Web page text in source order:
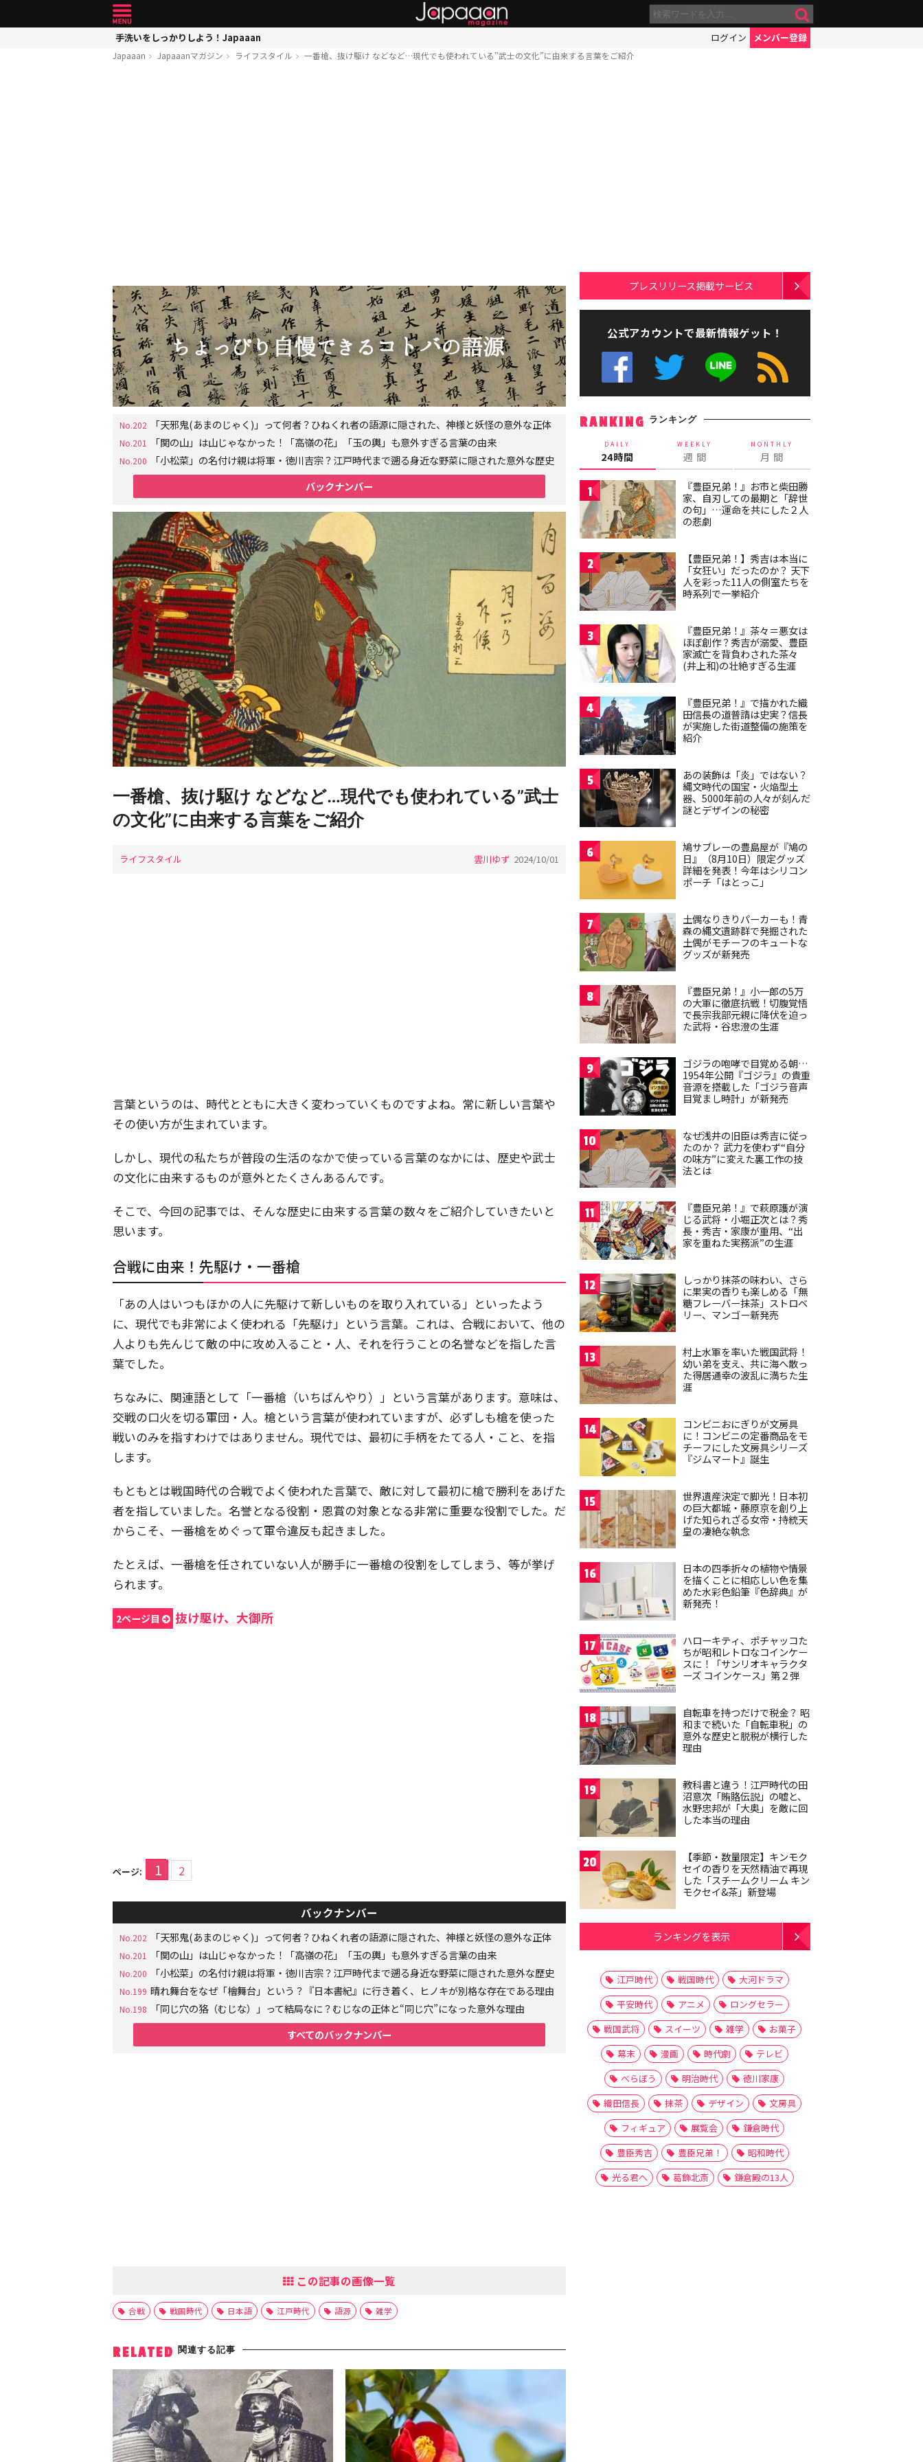
手洗いをしっかりしよう！Japaaan ログイン メンバー登録
Japaaan Japaaanマガジン ライフスタイル 一番槍、抜け駆け などなど…現代でも使われている”武士の文化”に由来する言葉をご紹介
No.202 「天邪鬼(あまのじゃく)」って何者？ひねくれ者の語源に隠された、神様と妖怪の意外な正体
No.201 「関の山」は山じゃなかった！「高嶺の花」「玉の輿」も意外すぎる言葉の由来
No.200
「小松菜」の名付け親は将軍・徳川吉宗？江戸時代まで遡る身近な野菜に隠された意外な歴史
バックナンバー
一番槍、抜け駆け などなど…現代でも使われている”武士
の文化”に由来する言葉をご紹介
ライフスタイル 雲川ゆず 2024/10/01
言葉というのは、時代とともに大きく変わっていくものですよね。常に新しい言葉や
その使い方が生まれています。
しかし、現代の私たちが普段の生活のなかで使っている言葉のなかには、歴史や武士
の文化に由来するものが意外とたくさんあるんです。
そこで、今回の記事では、そんな歴史に由来する言葉の数々をご紹介していきたいと
思います。
合戦に由来！先駆け・一番槍
「あの人はいつもほかの人に先駆けて新しいものを取り入れている」といったよう
に、現代でも非常によく使われる「先駆け」という言葉。これは、合戦において、他の
人よりも先んじて敵の中に攻め入ること・人、それを行うことの名誉などを指した言
葉でした。
ちなみに、関連語として「一番槍（いちばんやり）」という言葉があります。意味は、
交戦の口火を切る軍団・人。槍という言葉が使われていますが、必ずしも槍を使った
戦いのみを指すわけではありません。現代では、最初に手柄をたてる人・こと、を指
します。
もともとは戦国時代の合戦でよく使われた言葉で、敵に対して最初に槍で勝利をあげた
者を指していました。名誉となる役割・恩賞の対象となる非常に重要な役割でした。だ
からこそ、一番槍をめぐって軍令違反も起きました。
たとえば、一番槍を任されていない人が勝手に一番槍の役割をしてしまう、等が挙げ
られます。
2ページ目 抜け駆け、大御所
ページ: 1 2
バックナンバー
No.202 「天邪鬼(あまのじゃく)」って何者？ひねくれ者の語源に隠された、神様と妖怪の意外な正体
No.201 「関の山」は山じゃなかった！「高嶺の花」「玉の輿」も意外すぎる言葉の由来
No.200 「小松菜」の名付け親は将軍・徳川吉宗？江戸時代まで遡る身近な野菜に隠された意外な歴史
No.199 晴れ舞台をなぜ「檜舞台」という？『日本書紀』に行き着く、ヒノキが別格な存在である理由
No.198
「同じ穴の狢（むじな）」って結局なに？むじなの正体と“同じ穴”になった意外な理由
すべてのバックナンバー
この記事の画像一覧
合戦 戦国時代 日本語 江戸時代 語源 雑学
RELATED 関連する記事
プレスリリース掲載サービス
公式アカウントで最新情報ゲット！
RANKING ランキング
DAILY
24時間
WEEKLY
週 間
MONTHLY
月 間
1
『豊臣兄弟！』お市と柴田勝
家、自刃しての最期と「辞世
の句」…運命を共にした２人
の悲劇
2
【豊臣兄弟！】秀吉は本当に
「女狂い」だったのか？ 天下
人を彩った11人の側室たちを
時系列で一挙紹介
3
『豊臣兄弟！』茶々＝悪女は
ほぼ創作？秀吉が溺愛、豊臣
家滅亡を背負わされた茶々
(井上和)の壮絶すぎる生涯
4
『豊臣兄弟！』で描かれた織
田信長の道普請は史実？信長
が実施した街道整備の施策を
紹介
5
あの装飾は「炎」ではない？
縄文時代の国宝・火焔型土
器、5000年前の人々が刻んだ
謎とデザインの秘密
6
鳩サブレーの豊島屋が『鳩の
日』（8月10日）限定グッズ
詳細を発表！今年はシリコン
ポーチ「はとっこ」
7
土偶なりきりパーカーも！青
森の縄文遺跡群で発掘された
土偶がモチーフのキュートな
グッズが新発売
8
『豊臣兄弟！』小一郎の5万
の大軍に徹底抗戦！切腹覚悟
で長宗我部元親に降伏を迫っ
た武将・谷忠澄の生涯
9
ゴジラの咆哮で目覚める朝…
1954年公開『ゴジラ』の貴重
音源を搭載した「ゴジラ音声
目覚まし時計」が新発売
10
なぜ浅井の旧臣は秀吉に従っ
たのか？ 武力を使わず“自分
の味方”に変えた裏工作の技
法とは
11
『豊臣兄弟！』で萩原護が演
じる武将・小堀正次とは？秀
長・秀吉・家康が重用、“出
家を重ねた実務派”の生涯
12
しっかり抹茶の味わい、さら
に果実の香りも楽しめる「無
糖フレーバー抹茶」ストロベ
リー、マンゴー新発売
13
村上水軍を率いた戦国武将！
幼い弟を支え、共に海へ散っ
た得居通幸の波乱に満ちた生
涯
14
コンビニおにぎりが文房具
に！コンビニの定番商品をモ
チーフにした文房具シリーズ
『ジムマート』誕生
15
世界遺産決定で脚光！日本初
の巨大都城・藤原京を創り上
げた知られざる女帝・持統天
皇の凄絶な執念
16
日本の四季折々の植物や情景
を描くことに相応しい色を集
めた水彩色鉛筆『色辞典』が
新発売！
17
ハローキティ、ポチャッコた
ちが昭和レトロなコインケー
スに！「サンリオキャラクタ
ーズ コインケース」第２弾
18
自転車を持つだけで税金？ 昭
和まで続いた「自転車税」の
意外な歴史と脱税が横行した
理由
19
教科書と違う！江戸時代の田
沼意次「賄賂伝説」の嘘と、
水野忠邦が「大奥」を敵に回
した本当の理由
20
【季節・数量限定】キンモク
セイの香りを天然精油で再現
した「スチームクリーム キン
モクセイ&茶」新登場
ランキングを表示
江戸時代 戦国時代
大河ドラマ
平安時代
アニメ
ロングセラー
戦国武将
スイーツ 雑学
お菓子
幕末
漫画 時代劇
テレビ
べらぼう
明治時代
徳川家康
織田信長
抹茶 デザイン
文房具
フィギュア
展覧会
鎌倉時代
豊臣秀吉
豊臣兄弟！
昭和時代
光る君へ
葛飾北斎 鎌倉殿の13人